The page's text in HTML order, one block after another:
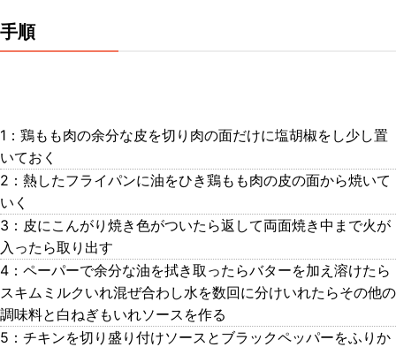
手順
1：鶏もも肉の余分な皮を切り肉の面だけに塩胡椒をし少し置
いておく
2：熱したフライパンに油をひき鶏もも肉の皮の面から焼いて
いく
3：皮にこんがり焼き色がついたら返して両面焼き中まで火が
入ったら取り出す
4：ペーパーで余分な油を拭き取ったらバターを加え溶けたら
スキムミルクいれ混ぜ合わし水を数回に分けいれたらその他の
調味料と白ねぎもいれソースを作る
5：チキンを切り盛り付けソースとブラックペッパーをふりか